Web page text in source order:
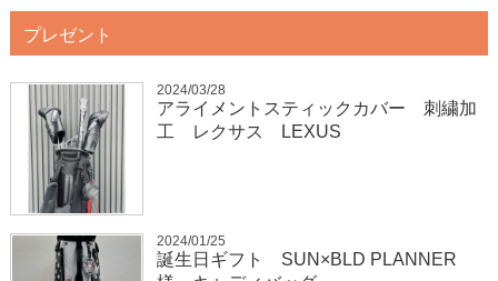
プレゼント
2024/03/28
アライメントスティックカバー 刺繍加
工 レクサス LEXUS
2024/01/25
誕生日ギフト SUN×BLD PLANNER